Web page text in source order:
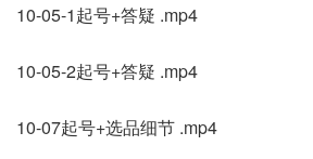
10-05-1起号+答疑 .mp4
10-05-2起号+答疑 .mp4
10-07起号+选品细节 .mp4